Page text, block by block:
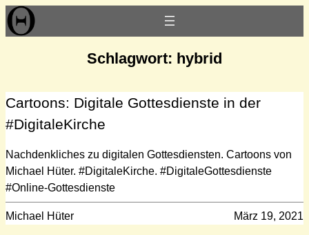
Zum
Inhalt
Schlagwort: hybrid
Cartoons: Digitale Gottesdienste in der
#DigitaleKirche
Nachdenkliches zu digitalen Gottesdiensten. Cartoons von
Michael Hüter. #DigitaleKirche. #DigitaleGottesdienste
#Online-Gottesdienste
Michael Hüter März 19, 2021